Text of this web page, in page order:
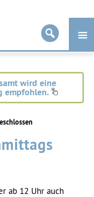
wird eine
empfohlen.
ab 12 Uhr auch